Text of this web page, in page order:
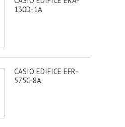
130D-1A
CASIO EDIFICE EFR-
575C-8A